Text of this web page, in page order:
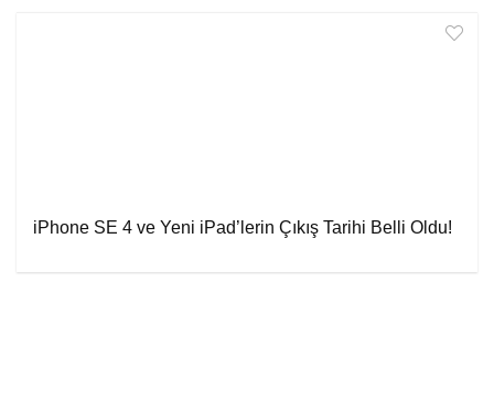
iPhone SE 4 ve Yeni iPad’lerin Çıkış Tarihi Belli Oldu!